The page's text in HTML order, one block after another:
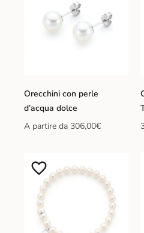
Orecchini con perle
d’acqua dolce
A partire da 306,00€